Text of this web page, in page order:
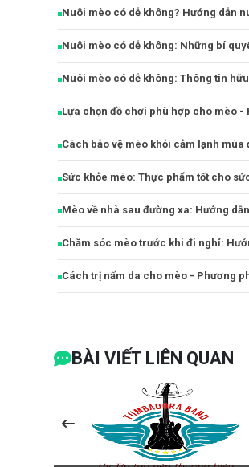
Nuôi mèo có dễ không? Hướng dẫn
Nuôi mèo có dễ không: Những bí
Nuôi mèo có dễ không: Thông tin
Lựa chọn đồ chơi phù hợp cho mèo -
Cách bảo vệ mèo khỏi cảm lạnh
Sức khỏe mèo: Thực phẩm tốt cho
Mèo về nhà sau đường xa: Hướng
Chăm sóc mèo trước khi đi nghỉ:
Cách trị nấm da cho mèo - Phương
BÀI VIẾT LIÊN QUAN